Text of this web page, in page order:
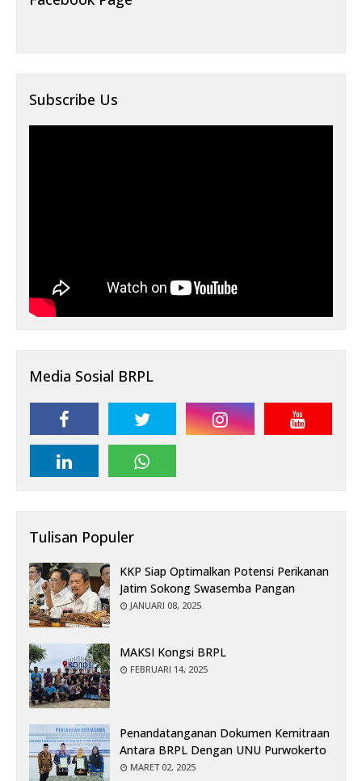
Subscribe Us
Media Sosial BRPL
Tulisan Populer
KKP Siap Optimalkan Potensi Perikanan
Jatim Sokong Swasemba Pangan
JANUARI 08, 2025
MAKSI Kongsi BRPL
FEBRUARI 14, 2025
Penandatanganan Dokumen Kemitraan
Antara BRPL Dengan UNU Purwokerto
MARET 02, 2025